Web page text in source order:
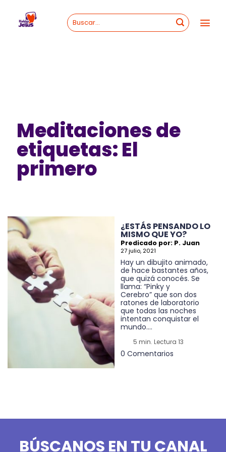
content
Meditaciones de
etiquetas: El
primero
¿ESTÁS PENSANDO LO
MISMO QUE YO?
Predicado por: P. Juan
27 julio, 2021
Hay un dibujito animado,
de hace bastantes años,
que quizá conocés. Se
llama: “Pinky y
Cerebro” que son dos
ratones de laboratorio
que todas las noches
intentan conquistar el
mundo....
5 min. Lectura 13
0 Comentarios
BÚSCANOS EN TU CANAL